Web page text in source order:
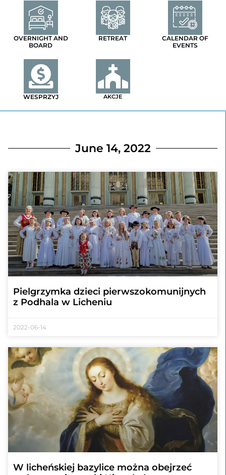
OVERNIGHT AND
BOARD
RETREAT
CALENDAR OF
EVENTS
WESPRZYJ AKCJE
June 14, 2022
Pielgrzymka dzieci pierwszokomunijnych
z Podhala w Licheniu
2022-06-14
W licheńskiej bazylice można obejrzeć